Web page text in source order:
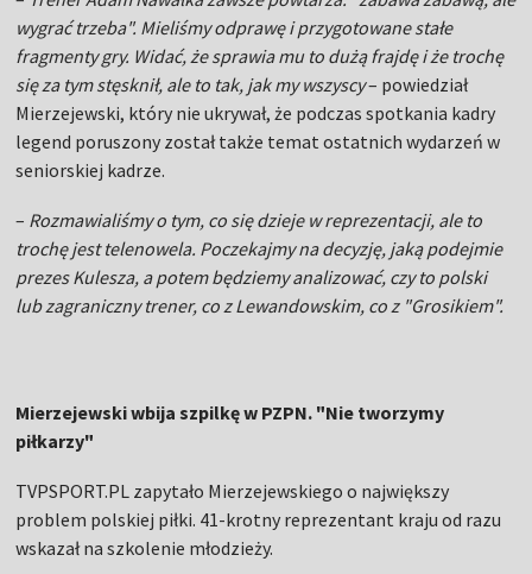
wygrać trzeba". Mieliśmy odprawę i przygotowane stałe
fragmenty gry. Widać, że sprawia mu to dużą frajdę i że trochę
się za tym stęsknił, ale to tak, jak my wszyscy– powiedział
Mierzejewski, który nie ukrywał, że podczas spotkania kadry
legend poruszony został także temat ostatnich wydarzeń w
seniorskiej kadrze.
– Rozmawialiśmy o tym, co się dzieje w reprezentacji, ale to
trochę jest telenowela. Poczekajmy na decyzję, jaką podejmie
prezes Kulesza, a potem będziemy analizować, czy to polski
lub zagraniczny trener, co z Lewandowskim, co z "Grosikiem".
Mierzejewski wbija szpilkę w PZPN. "Nie tworzymy
piłkarzy"
TVPSPORT.PL zapytało Mierzejewskiego o największy
problem polskiej piłki. 41-krotny reprezentant kraju od razu
wskazał na szkolenie młodzieży.